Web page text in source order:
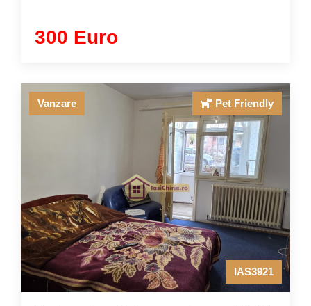
300 Euro
Vanzare
IAS3921
Pet Friendly